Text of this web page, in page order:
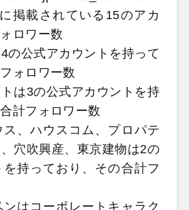
掲載されている15のアカ
ロワー数
の公式アカウントを持って
ォロワー数
は3の公式アカウントを持
計フォロワー数
ス、ハウスコム、プロパテ
穴吹興産、東京建物は2の
持っており、その合計フ
ンはコーポレートキャラク